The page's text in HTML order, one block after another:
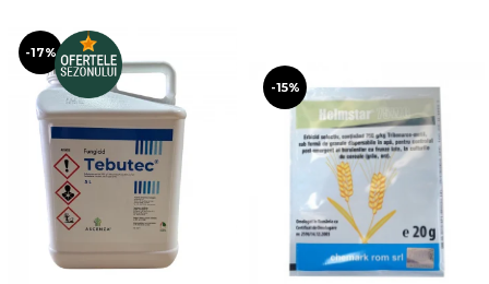
-17%
-15%